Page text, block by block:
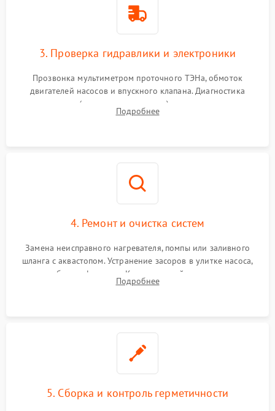
3. Проверка гидравлики и электроники
Прозвонка мультиметром проточного ТЭНа, обмоток
двигателей насосов и впускного клапана. Диагностика
прессостата (датчика уровня воды), датчика мутности,
концевика дверцы и электронного модуля управления.
Подробнее
4. Ремонт и очистка систем
Замена неисправного нагревателя, помпы или заливного
шланга с аквастопом. Устранение засоров в улитке насоса,
патрубках и фильтрах. Компонентный ремонт платы
управления, восстановление поврежденной проводки.
Подробнее
5. Сборка и контроль герметичности